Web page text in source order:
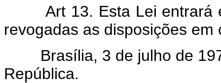
Art 13. Esta Lei entrará
revogadas as disposições em
Brasília, 3 de julho de
República.